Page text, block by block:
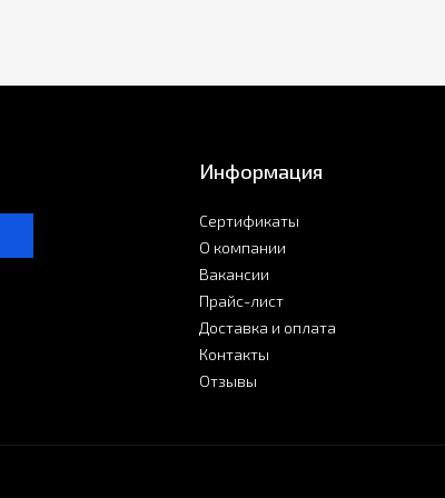
Информация
Сертификаты
О компании
Вакансии
Прайс-лист
Доставка и оплата
Контакты
Отзывы